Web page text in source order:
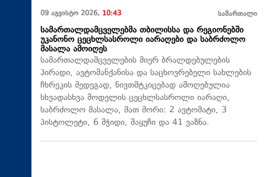
09 აგვისტო 2026, 10:43 სამართალი
სამართალდამცველებმა თბილისსა და რეგიონებში
უკანონო ცეცხლსასროლი იარაღები და საბრძოლო
მასალა ამოიღეს
სამართალდამცველების მიერ ბრალდებულების
პირადი, ავტომანქანისა და საცხოვრებელი სახლების
ჩხრეკის შედეგად, ნივთმტკიცებად ამოღებულია
სხვადასხვა მოდელის ცეცხლსასროლი იარაღი,
საბრძოლო მასალა, მათ შორი: 2 ავტომატი, 3
პისტოლეტი, 6 მჭიდი, მაყუჩი და 41 ვაზნა.